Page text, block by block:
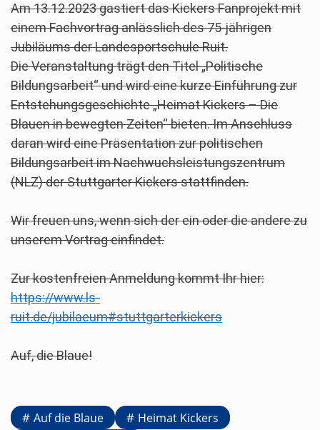
Am 13.12.2023 gastiert das Kickers Fanprojekt mit
einem Fachvortrag anlässlich des 75-jährigen
Jubiläums der Landesportschule Ruit.
Die Veranstaltung trägt den Titel „Politische
Bildungsarbeit“ und wird eine kurze Einführung zur
Entstehungsgeschichte „Heimat Kickers – Die
Blauen in bewegten Zeiten“ bieten. Im Anschluss
daran wird eine Präsentation zur politischen
Bildungsarbeit im Nachwuchsleistungszentrum
(NLZ) der Stuttgarter Kickers stattfinden.
Wir freuen uns, wenn sich der ein oder die andere zu
unserem Vortrag einfindet.
Zur kostenfreien Anmeldung kommt Ihr hier:
https://www.ls-
ruit.de/jubilaeum#stuttgarterkickers
Auf, die Blaue!
Auf die Blaue Heimat Kickers